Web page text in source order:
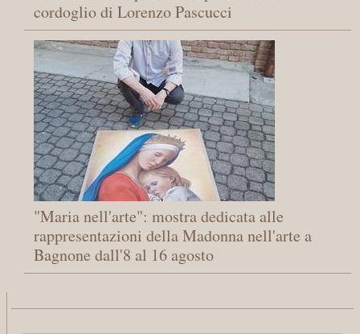
cordoglio di Lorenzo Pascucci
"Maria nell'arte": mostra dedicata alle
rappresentazioni della Madonna nell'arte a
Bagnone dall'8 al 16 agosto